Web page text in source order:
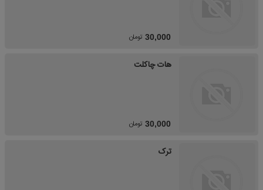
30,000 تومان
هات چاکلت
30,000 تومان
ترک